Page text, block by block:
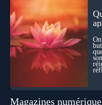
Magazines